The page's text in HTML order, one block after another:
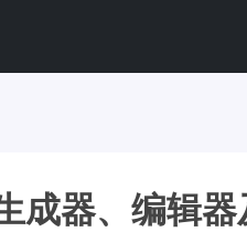
成器、编辑